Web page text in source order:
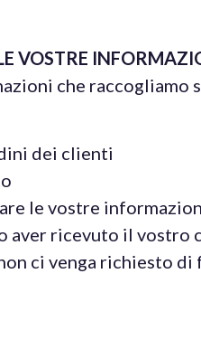
VOSTRE
che raccogliamo
dei clienti
le vostre
ricevuto il vostro
ci venga richiesto